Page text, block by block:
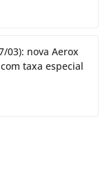
03): nova Aerox
taxa especial